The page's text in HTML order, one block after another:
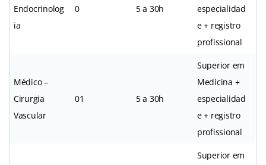
Endocrinolog
ia
0 5 a 30h
especialidad
e + registro
profissional
Médico –
Cirurgia
Vascular
01 5 a 30h
Superior em
Medicina +
especialidad
e + registro
profissional
Superior em